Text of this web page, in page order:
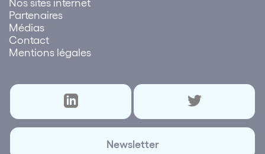
Partenaires
Médias
Contact
Mentions légales
Newsletter